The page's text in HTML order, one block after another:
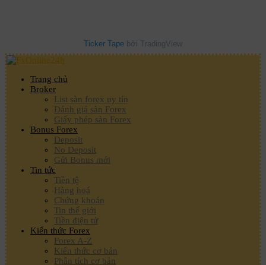
Ticker Tape bởi TradingView
Trang chủ
Broker
List sàn forex uy tín
Đánh giá sàn Forex
Giấy phép sàn Forex
Bonus Forex
Deposit
No Deposit
Gửi Bonus mới
Tin tức
Tiền tệ
Hàng hoá
Chứng khoán
Tin thế giới
Tiền điện tử
Kiến thức Forex
Forex A-Z
Kiến thức cơ bản
Phân tích cơ bản